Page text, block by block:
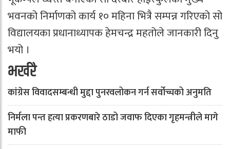
भवनको निर्माणको कार्य १० महिना भित्रै सम्पन्न गरिएको सो
विद्यालयका प्रधानाध्यापक हेमचन्द्र महतोले जानकारी दिनु
भयो ।
भर्खरै
कांग्रेस विवादसम्बन्धी मुद्दा पुनरवलोकन गर्न सर्वोच्चको अनुमति
निर्मला पन्त हत्या प्रकरणबारे ठाडो जवाफ दिएका गृहमन्त्रीले मागे
माफी